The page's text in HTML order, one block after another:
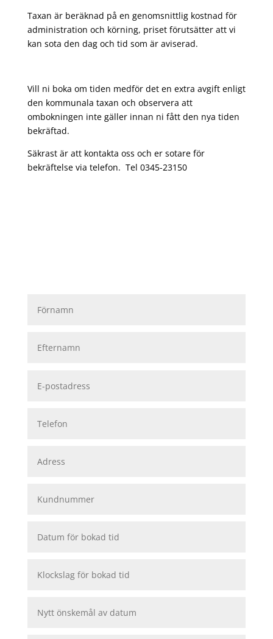
Taxan är beräknad på en genomsnittlig kostnad för
administration och körning, priset förutsätter att vi
kan sota den dag och tid som är aviserad.
Vill ni boka om tiden medför det en extra avgift enligt
den kommunala taxan och observera att
ombokningen inte gäller innan ni fått den nya tiden
bekräftad.
Säkrast är att kontakta oss och er sotare för
bekräftelse via telefon. Tel 0345-23150